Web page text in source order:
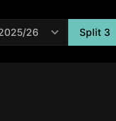
Split 3